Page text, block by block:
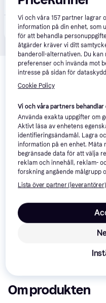
Fri frakt
Relaterade
intressera dig.
Väggplafond
Om produkten
Vi och våra157 partner lagrar
information på din enhet, som
för att behandla
åtgärder kräver vi ditt
banderoll-alternativen. Du kan
preferenser och invända mot
intresse på sidan för
Cookie Policy
Vi och våra partners
Använda exakta uppgifter om
Aktivt läsa av enhetens
identifieringsändamål. Lagra
information på en enhet. Mäta
begränsade data för att välja
reklam och innehåll, reklam-
forskning angående målgrupp
Lista över partner (leverantörer)